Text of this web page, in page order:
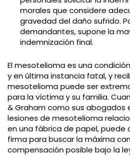
morales que considere
gravedad del daño sufrido.
demandantes, supone la
indemnización final.
El mesotelioma es una
y en última instancia fatal, y
mesotelioma puede ser
para la víctima y su familia.
& Graham como sus abogados
lesiones de mesotelioma
en una fábrica de papel, puede
firma para buscar la máxima
compensación posible bajo la